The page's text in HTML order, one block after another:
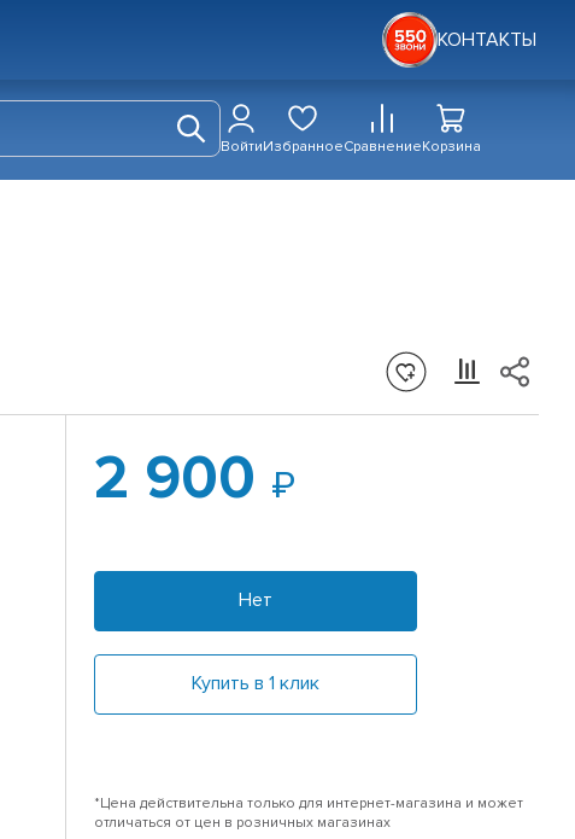
КОНТАКТЫ
ВойтиИзбранноеСравнениеКорзина
2 900
Нет
Купить в 1 клик
*Цена действительна только для интернет-магазина и может
отличаться от цен в розничных магазинах